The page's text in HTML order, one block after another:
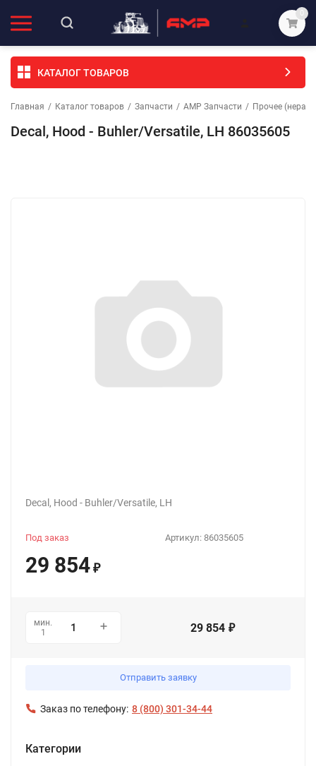
0
КАТАЛОГ ТОВАРОВ
Главная / Каталог товаров / Запчасти / АМР Запчасти / Прочее
Decal, Hood - Buhler/Versatile, LH 86035605
Decal, Hood - Buhler/Versatile, LH
Артикул: 86035605
Под заказ
29 854 ₽
мин.
1
29 854 ₽
Отправить заявку
Заказ по телефону: 8 (800) 301-34-44
Категории